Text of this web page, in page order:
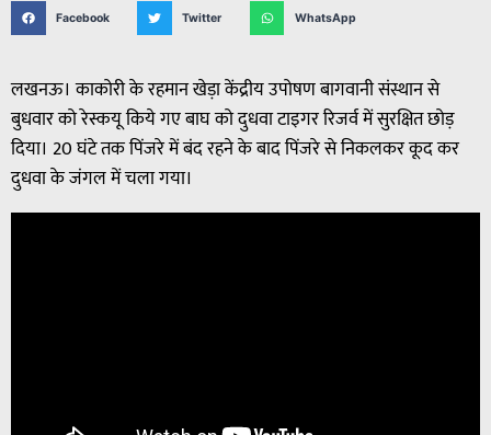
Facebook Twitter WhatsApp
लखनऊ। काकोरी के रहमान खेड़ा केंद्रीय उपोषण बागवानी संस्थान से
बुधवार को रेस्कयू किये गए बाघ को दुधवा टाइगर रिजर्व में सुरक्षित छोड़
दिया। 20 घंटे तक पिंजरे में बंद रहने के बाद पिंजरे से निकलकर कूद कर
दुधवा के जंगल में चला गया।